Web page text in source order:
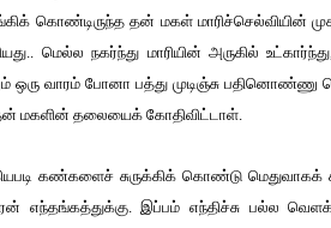
கொண்டிருந்த தன் மகள் மாரிச்செல்வியின்
மெல்ல நகர்ந்து மாரியின் அருகில்
வாரம் போனா பத்து முடிஞ்சு பதினொண்ணு
மகளின் தலையைக் கோதிவிட்டாள்.
கண்களைச் சுருக்கிக் கொண்டு
எந்தங்கத்துக்கு. இப்பம் எந்திச்சு பல்ல